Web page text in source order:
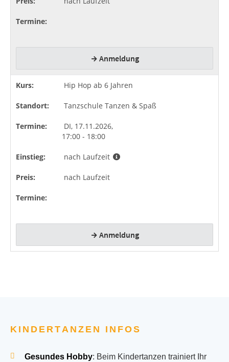
KINDERTANZEN INFOS
Gesundes Hobby: Beim Kindertanzen trainiert Ihr